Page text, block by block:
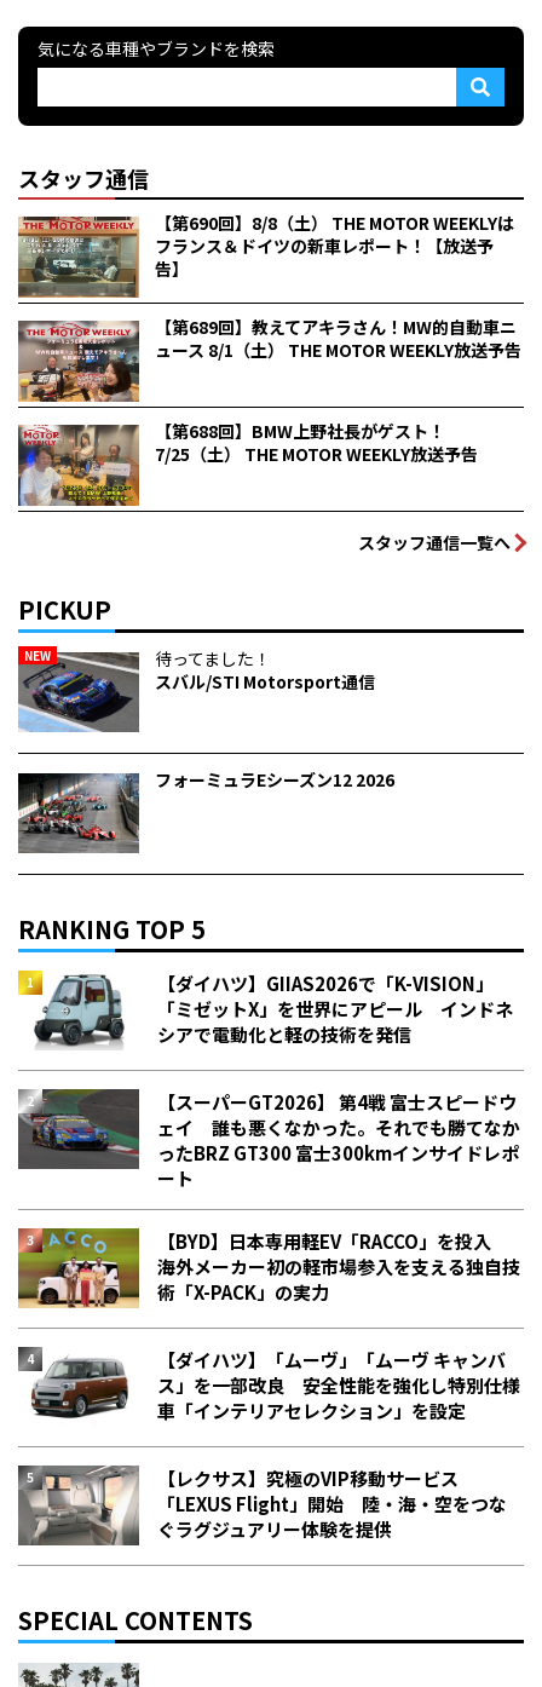
気になる車種やブランドを検索
スタッフ通信
【第690回】8/8（土） THE MOTOR WEEKLYは
フランス＆ドイツの新車レポート！【放送予
告】
【第689回】教えてアキラさん！MW的自動車ニ
ュース 8/1（土） THE MOTOR WEEKLY放送予告
【第688回】BMW上野社長がゲスト！
7/25（土） THE MOTOR WEEKLY放送予告
スタッフ通信一覧へ
PICKUP
NEW
待ってました！
スバル/STI Motorsport通信
フォーミュラEシーズン12 2026
RANKING TOP 5
【ダイハツ】GIIAS2026で「K-VISION」
「ミゼットX」を世界にアピール インドネ
シアで電動化と軽の技術を発信
【スーパーGT2026】 第4戦 富士スピードウ
ェイ 誰も悪くなかった。それでも勝てなか
った――BRZ GT300 富士300kmインサイドレポ
ート
【BYD】日本専用軽EV「RACCO」を投入
海外メーカー初の軽市場参入を支える独自技
術「X-PACK」の実力
【ダイハツ】「ムーヴ」「ムーヴ キャンバ
ス」を一部改良 安全性能を強化し特別仕様
車「インテリアセレクション」を設定
【レクサス】究極のVIP移動サービス
「LEXUS Flight」開始 陸・海・空をつな
ぐラグジュアリー体験を提供
SPECIAL CONTENTS